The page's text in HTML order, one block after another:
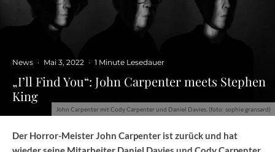
John Carpenter mit Cody Carpenter und Daniel Davies. (foto: sophie gransard)
News · Mai 3, 2022 · 1 Minute Lesedauer
„I’ll Find You“: John Carpenter meets Stephen
King
Der Horror-Meister John Carpenter ist zurück und hat